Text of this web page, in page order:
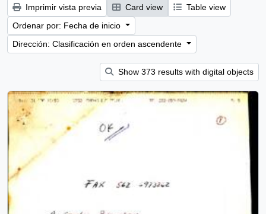
Imprimir vista previa Card view
Table view
Ordenar por: Fecha de inicio
Dirección: Clasificación en orden ascendente
Show 373 results with digital objects